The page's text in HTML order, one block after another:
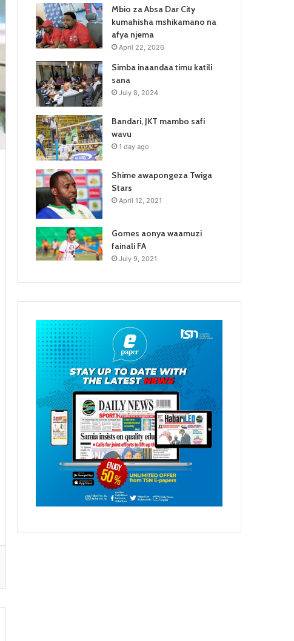
Mbio za Absa Dar City
kumahisha mshikamano na
afya njema
April 22, 2026
Simba inaandaa timu katili
sana
July 8, 2024
Bandari, JKT mambo safi
wavu
1 day ago
Shime awapongeza Twiga
Stars
April 12, 2021
Gomes aonya waamuzi
fainali FA
July 9, 2021